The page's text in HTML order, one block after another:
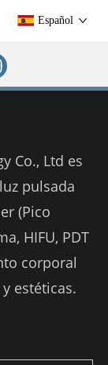
Español
Co., Ltd es
pulsada
(Pico
HIFU, PDT
corporal
estéticas.